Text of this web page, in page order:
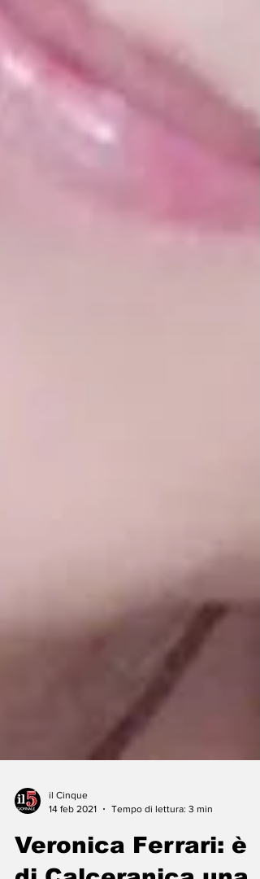
14 feb 2021
Tempo di lettura: 3 min